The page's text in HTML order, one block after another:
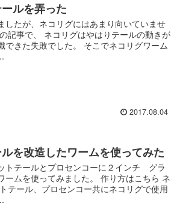
ルを弄った
したが、ネコリグにはあまり向いていませ
記事で、 ネコリグはやはりテールの動きが
できた失敗でした。 そこでネコリグワーム
2017.08.04
を改造したワームを使ってみた
テールとプロセンコーに２インチ グラ
ームを使ってみました。 作り方はこちら ネ
テール、プロセンコー共にネコリグで使用